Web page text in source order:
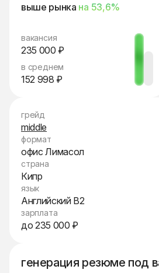
выше рынка на 53,6%
вакансия
235 000 ₽
в среднем
152 998 ₽
генерация резюме под
грейд
middle
формат
офис Лимасол
страна
Кипр
язык
Английский B2
зарплата
до 235 000 ₽